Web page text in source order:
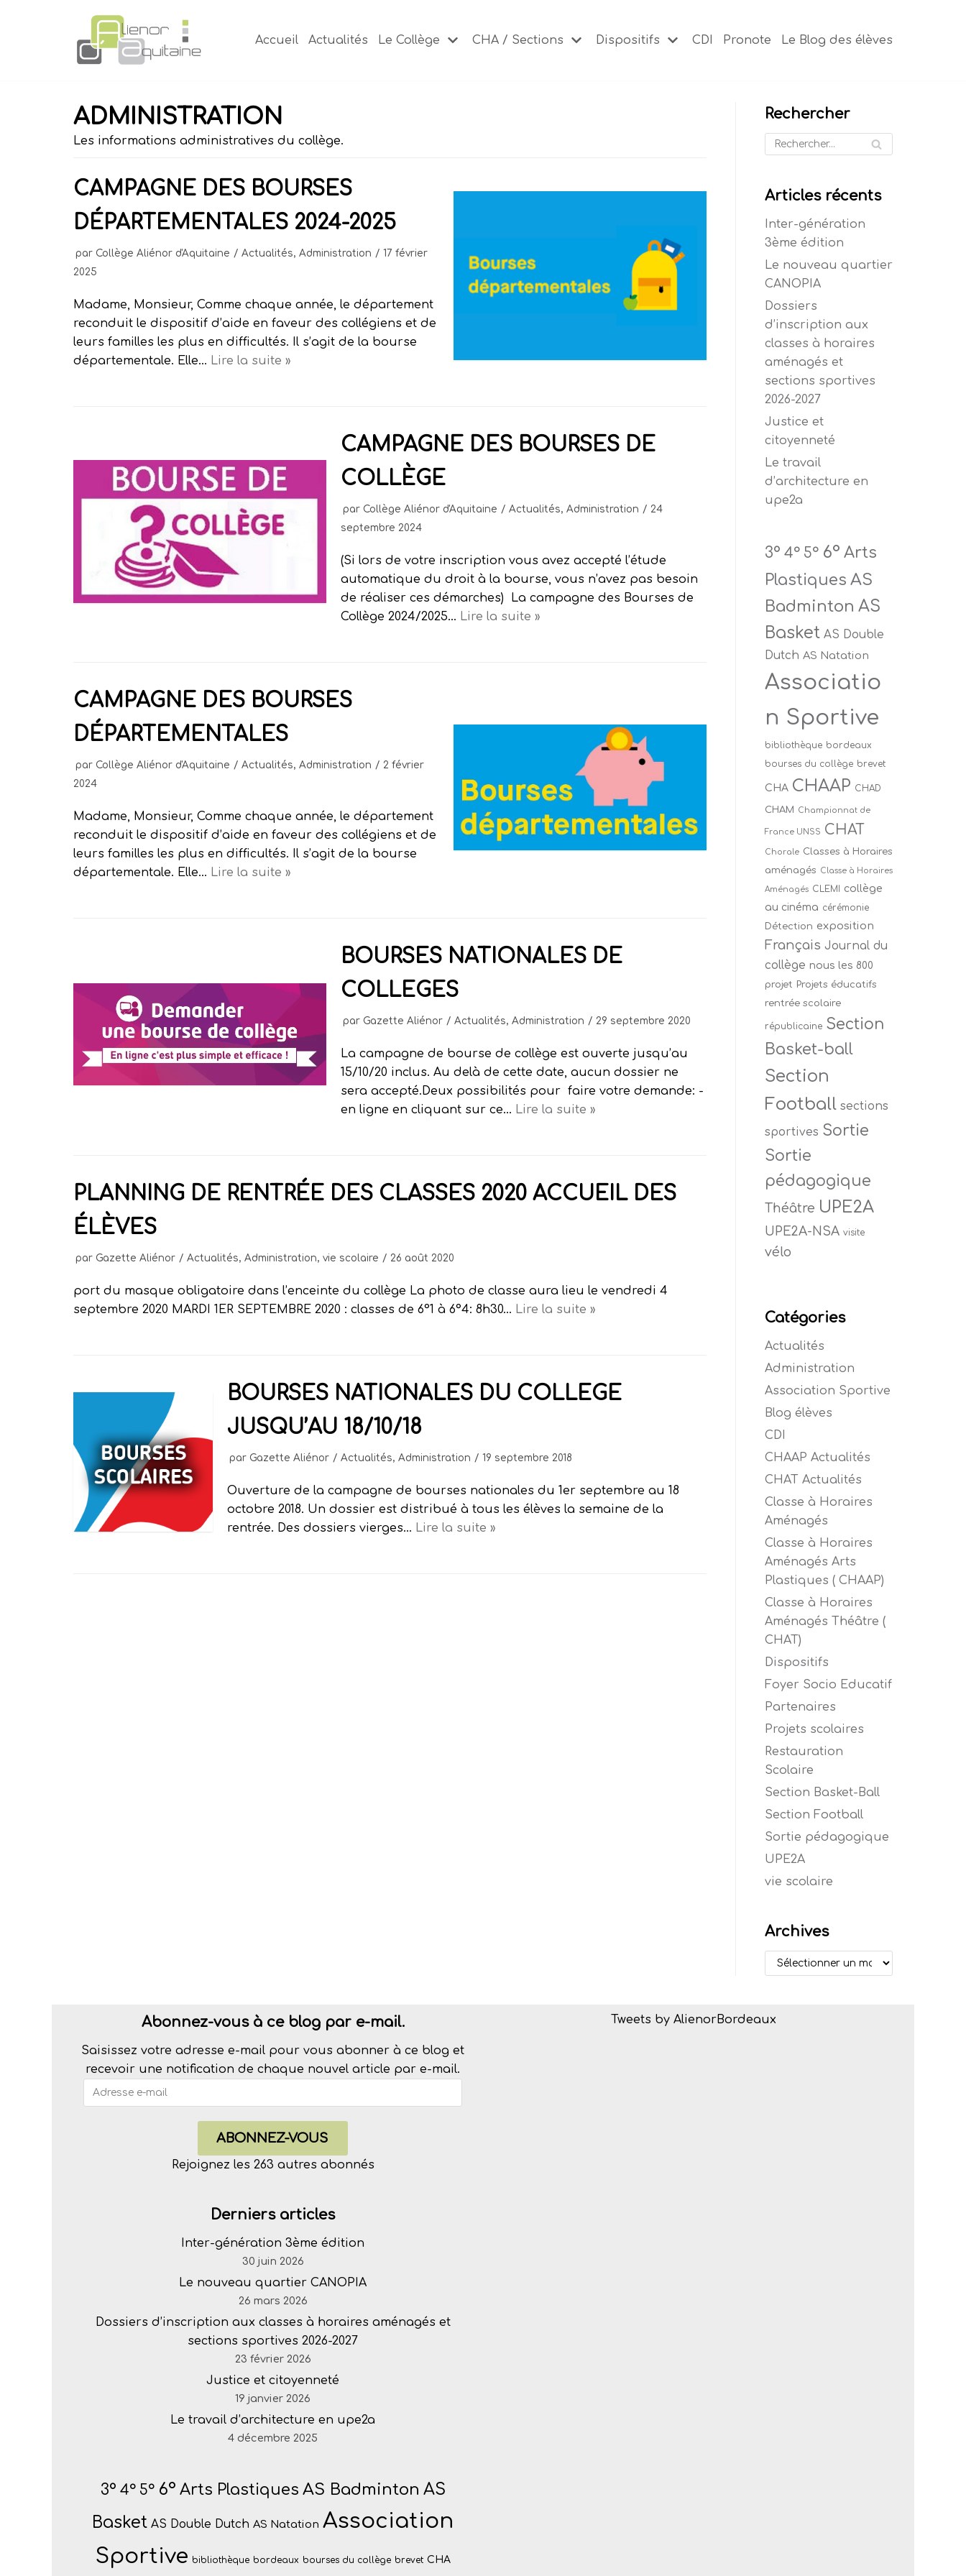
Accueil Actualités Le Collège CHA / Sections Dispositifs CDI Pronote Le Blog des élèves
ADMINISTRATION
Les informations administratives du collège.
CAMPAGNE DES BOURSES
DÉPARTEMENTALES 2024-2025
par Collège Aliénor d'Aquitaine Actualités, Administration
17 février
2025
Madame, Monsieur, Comme chaque année, le département
reconduit le dispositif d’aide en faveur des collégiens et de
leurs familles les plus en difficultés. Il s’agit de la bourse
départementale. Elle… Lire la suite »
CAMPAGNE DES BOURSES DE
COLLÈGE
par Collège Aliénor d'Aquitaine Actualités,Administration
24
septembre 2024
(Si lors de votre inscription vous avez accepté l’étude
automatique du droit à la bourse, vous n’avez pas besoin
de réaliser ces démarches) La campagne des Bourses de
Collège 2024/2025… Lire la suite »
CAMPAGNE DES BOURSES
DÉPARTEMENTALES
par Collège Aliénor d'Aquitaine Actualités, Administration
2 février
2024
Madame, Monsieur, Comme chaque année, le département
reconduit le dispositif d’aide en faveur des collégiens et de
leurs familles les plus en difficultés. Il s’agit de la bourse
départementale. Elle… Lire la suite »
BOURSES NATIONALES DE
COLLEGES
par Gazette Aliénor Actualités,Administration 29 septembre 2020
La campagne de bourse de collège est ouverte jusqu’au
15/10/20 inclus. Au delà de cette date, aucun dossier ne
sera accepté.Deux possibilités pour faire votre demande: -
en ligne en cliquant sur ce… Lire la suite »
PLANNING DE RENTRÉE DES CLASSES 2020 ACCUEIL DES
ÉLÈVES
par Gazette Aliénor Actualités, Administration, vie scolaire 26 août 2020
port du masque obligatoire dans l’enceinte du collège La photo de classe aura lieu le vendredi 4
septembre 2020 MARDI 1ER SEPTEMBRE 2020 : classes de 6°1 à 6°4: 8h30… Lire la suite »
BOURSES NATIONALES DU COLLEGE
JUSQU’AU 18/10/18
par Gazette Aliénor Actualités, Administration 19 septembre 2018
Ouverture de la campagne de bourses nationales du 1er septembre au 18
octobre 2018. Un dossier est distribué à tous les élèves la semaine de la
rentrée. Des dossiers vierges… Lire la suite »
Rechercher
Articles récents
Inter-génération
3ème édition
Le nouveau quartier
CANOPIA
Dossiers
d’inscription aux
classes à horaires
aménagés et
sections sportives
2026-2027
Justice et
citoyenneté
Le travail
d’architecture en
upe2a
3° 4° 5° 6° Arts
Plastiques AS
Badminton AS
Basket AS Double
Dutch AS Natation
Associatio
n Sportive
bibliothèque bordeaux
bourses du collège brevet
CHA CHAAP CHAD
CHAM Championnat de
France UNSS CHAT
Chorale Classes à Horaires
aménagés
Classe à Horaires
Aménagés CLEMI
collège
au cinéma cérémonie
Détection exposition
Français Journal du
collège nous les 800
projet Projets éducatifs
rentrée scolaire
républicaine Section
Basket-ball
Section
Football sections
sportives Sortie
Sortie
pédagogique
Théâtre UPE2A
UPE2A-NSA visite
vélo
Catégories
Actualités
Administration
Association Sportive
Blog élèves
CDI
CHAAP Actualités
CHAT Actualités
Classe à Horaires
Aménagés
Classe à Horaires
Aménagés Arts
Plastiques ( CHAAP)
Classe à Horaires
Aménagés Théâtre (
CHAT)
Dispositifs
Foyer Socio Educatif
Partenaires
Projets scolaires
Restauration
Scolaire
Section Basket-Ball
Section Football
Sortie pédagogique
UPE2A
vie scolaire
Archives
Abonnez-vous à ce blog par e-mail.
Saisissez votre adresse e-mail pour vous abonner à ce blog et
recevoir une notification de chaque nouvel article par e-mail.
ABONNEZ-VOUS
Rejoignez les 263 autres abonnés
Derniers articles
Inter-génération 3ème édition
30 juin 2026
Le nouveau quartier CANOPIA
26 mars 2026
Dossiers d’inscription aux classes à horaires aménagés et
sections sportives 2026-2027
23 février 2026
Justice et citoyenneté
19 janvier 2026
Le travail d’architecture en upe2a
4 décembre 2025
3° 4° 5° 6° Arts Plastiques AS Badminton AS
Basket AS Double Dutch AS Natation Association
Sportive bibliothèque bordeaux bourses du collège brevet CHA
Tweets by AlienorBordeaux